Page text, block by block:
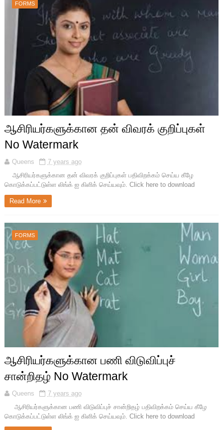
FORMS
ஆசிரியர்களுக்கான தன் விவரக் குறிப்புகள்
No Watermark
Queens
7 years ago
ஆசிரியர்களுக்கான தன் விவரக் குறிப்புகள் பதிவிறக்கம் செய்ய கீழே
கொடுக்கப்பட்டுள்ள லிங்க் ஐ கிளிக் செய்யவும். Click here to download
Read More
FORMS
ஆசிரியர்களுக்கான பணி விடுவிப்புச்
சான்றிதழ் No Watermark
Queens
7 years ago
ஆசிரியர்களுக்கான பணி விடுவிப்புச் சான்றிதழ் பதிவிறக்கம் செய்ய கீழே
கொடுக்கப்பட்டுள்ள லிங்க் ஐ கிளிக் செய்யவும். Click here to download